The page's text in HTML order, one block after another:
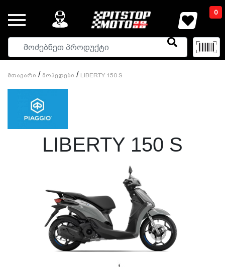
0
Მთავარი / Მოპედები / LIBERTY 150 S
LIBERTY 150 S